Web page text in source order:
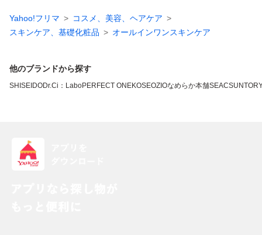
Yahoo!フリマ
コスメ、美容、ヘアケア
スキンケア、基礎化粧品
オールインワンスキンケア
他のブランドから探す
SHISEIDODr.Ci：LaboPERFECT ONEKOSEOZIOなめらか本舗SEAC